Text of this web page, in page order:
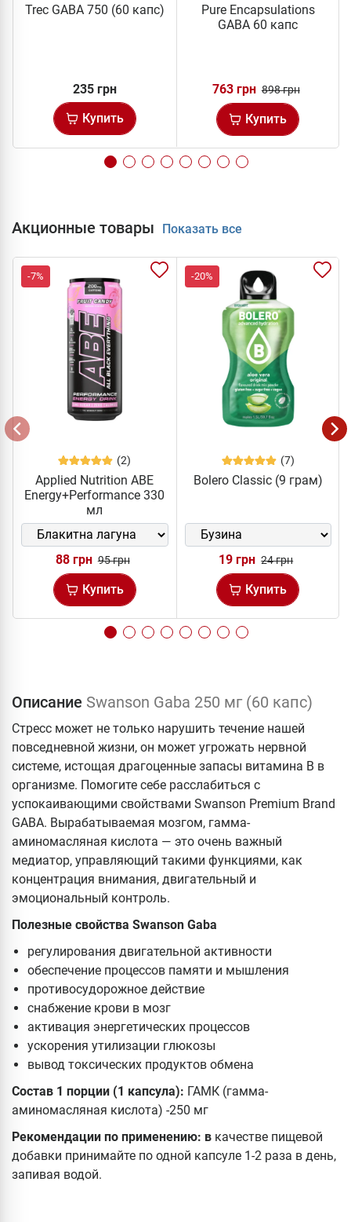
Trec GABA 750 (60 капс)
235 грн
Купить
Pure Encapsulations
GABA 60 капс
763 грн 898 грн
Купить
Акционные товары Показать все
-7%
(2)
Applied Nutrition ABE
Energy+Performance 330
мл
88 грн 95 грн
Купить
-20%
(7)
Bolero Classic (9 грам)
19 грн 24 грн
Купить
Описание Swanson Gaba 250 мг (60 капс)
Стресс может не только нарушить течение нашей
повседневной жизни, он может угрожать нервной
системе, истощая драгоценные запасы витамина B в
организме. Помогите себе расслабиться с
успокаивающими свойствами Swanson Premium Brand
GABA. Вырабатываемая мозгом, гамма-
аминомасляная кислота — это очень важный
медиатор, управляющий такими функциями, как
концентрация внимания, двигательный и
эмоциональный контроль.
Полезные свойства Swanson Gaba
регулирования двигательной активности
обеспечение процессов памяти и мышления
противосудорожное действие
снабжение крови в мозг
активация энергетических процессов
ускорения утилизации глюкозы
вывод токсических продуктов обмена
Состав 1 порции (1 капсула): ГАМК (гамма-
аминомасляная кислота) -250 мг
Рекомендации по применению: в качестве пищевой
добавки принимайте по одной капсуле 1-2 раза в день,
запивая водой.